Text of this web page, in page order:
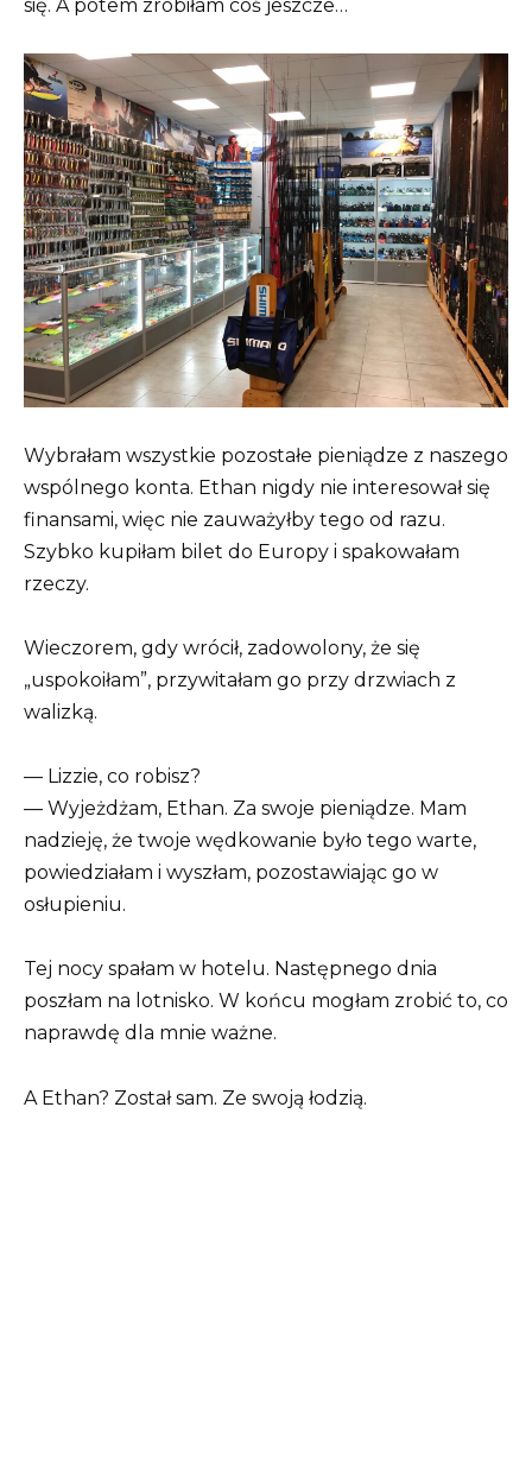
się. A potem zrobiłam coś jeszcze…
Wybrałam wszystkie pozostałe pieniądze z naszego
wspólnego konta. Ethan nigdy nie interesował się
finansami, więc nie zauważyłby tego od razu.
Szybko kupiłam bilet do Europy i spakowałam
rzeczy.
Wieczorem, gdy wrócił, zadowolony, że się
„uspokoiłam”, przywitałam go przy drzwiach z
walizką.
— Lizzie, co robisz?
— Wyjeżdżam, Ethan. Za swoje pieniądze. Mam
nadzieję, że twoje wędkowanie było tego warte,
powiedziałam i wyszłam, pozostawiając go w
osłupieniu.
Tej nocy spałam w hotelu. Następnego dnia
poszłam na lotnisko. W końcu mogłam zrobić to, co
naprawdę dla mnie ważne.
A Ethan? Został sam. Ze swoją łodzią.